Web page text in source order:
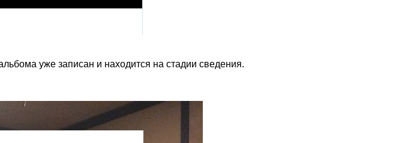
уже записан и находится на стадии сведения.